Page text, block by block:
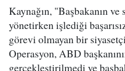
Kaynağın, "Başbakanın
yönetirken işlediği
görevi olmayan bir
Operasyon, ABD
gerçekleştirilmedi ve